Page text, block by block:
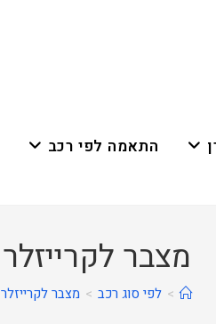
התאמה לפי רכב
מצבר לקרייזלר
> לפי סוג רכב > מצבר לקרייזלר